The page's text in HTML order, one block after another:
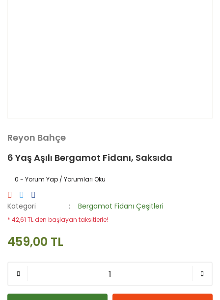
Reyon Bahçe
6 Yaş Aşılı Bergamot Fidanı, Saksıda
0 - Yorum Yap / Yorumları Oku
Kategori Bergamot Fidanı Çeşitleri
* 42,61 TL den başlayan taksitlerle!
459,00 TL